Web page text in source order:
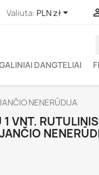
Valiuta: PLN zł
DANGTELIAI
NENERŪDIJA
1 VNT.